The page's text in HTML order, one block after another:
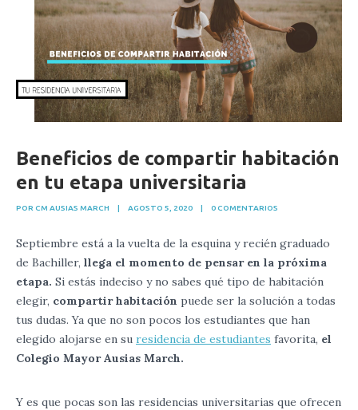
Beneficios de compartir habitación
en tu etapa universitaria
POR CM AUSIAS MARCH | AGOSTO 5, 2020 | 0 COMENTARIOS
Septiembre está a la vuelta de la esquina y recién graduado
de Bachiller, llega el momento de pensar en la próxima
etapa. Si estás indeciso y no sabes qué tipo de habitación
elegir, compartir habitación puede ser la solución a todas
tus dudas. Ya que no son pocos los estudiantes que han
elegido alojarse en su residencia de estudiantes favorita, el
Colegio Mayor Ausias March.
Y es que pocas son las residencias universitarias que ofrecen